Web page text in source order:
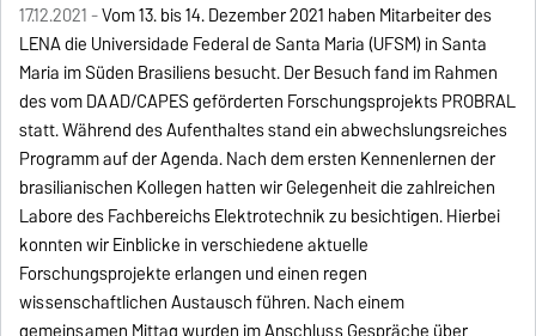
17.12.2021 -Vom 13. bis 14. Dezember 2021 haben Mitarbeiter des
LENA die Universidade Federal de Santa Maria (UFSM) in Santa
Maria im Süden Brasiliens besucht. Der Besuch fand im Rahmen
des vom DAAD/CAPES geförderten Forschungsprojekts PROBRAL
statt. Während des Aufenthaltes stand ein abwechslungsreiches
Programm auf der Agenda. Nach dem ersten Kennenlernen der
brasilianischen Kollegen hatten wir Gelegenheit die zahlreichen
Labore des Fachbereichs Elektrotechnik zu besichtigen. Hierbei
konnten wir Einblicke in verschiedene aktuelle
Forschungsprojekte erlangen und einen regen
wissenschaftlichen Austausch führen. Nach einem